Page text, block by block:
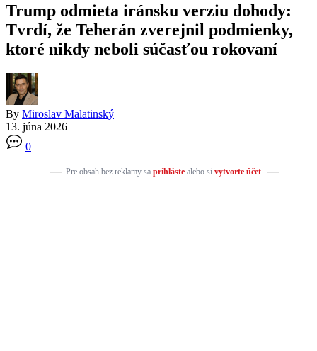
Trump odmieta iránsku verziu dohody:
Tvrdí, že Teherán zverejnil podmienky,
ktoré nikdy neboli súčasťou rokovaní
By Miroslav Malatinský
13. júna 2026
0
Pre obsah bez reklamy sa prihlástealebo si vytvorte účet.